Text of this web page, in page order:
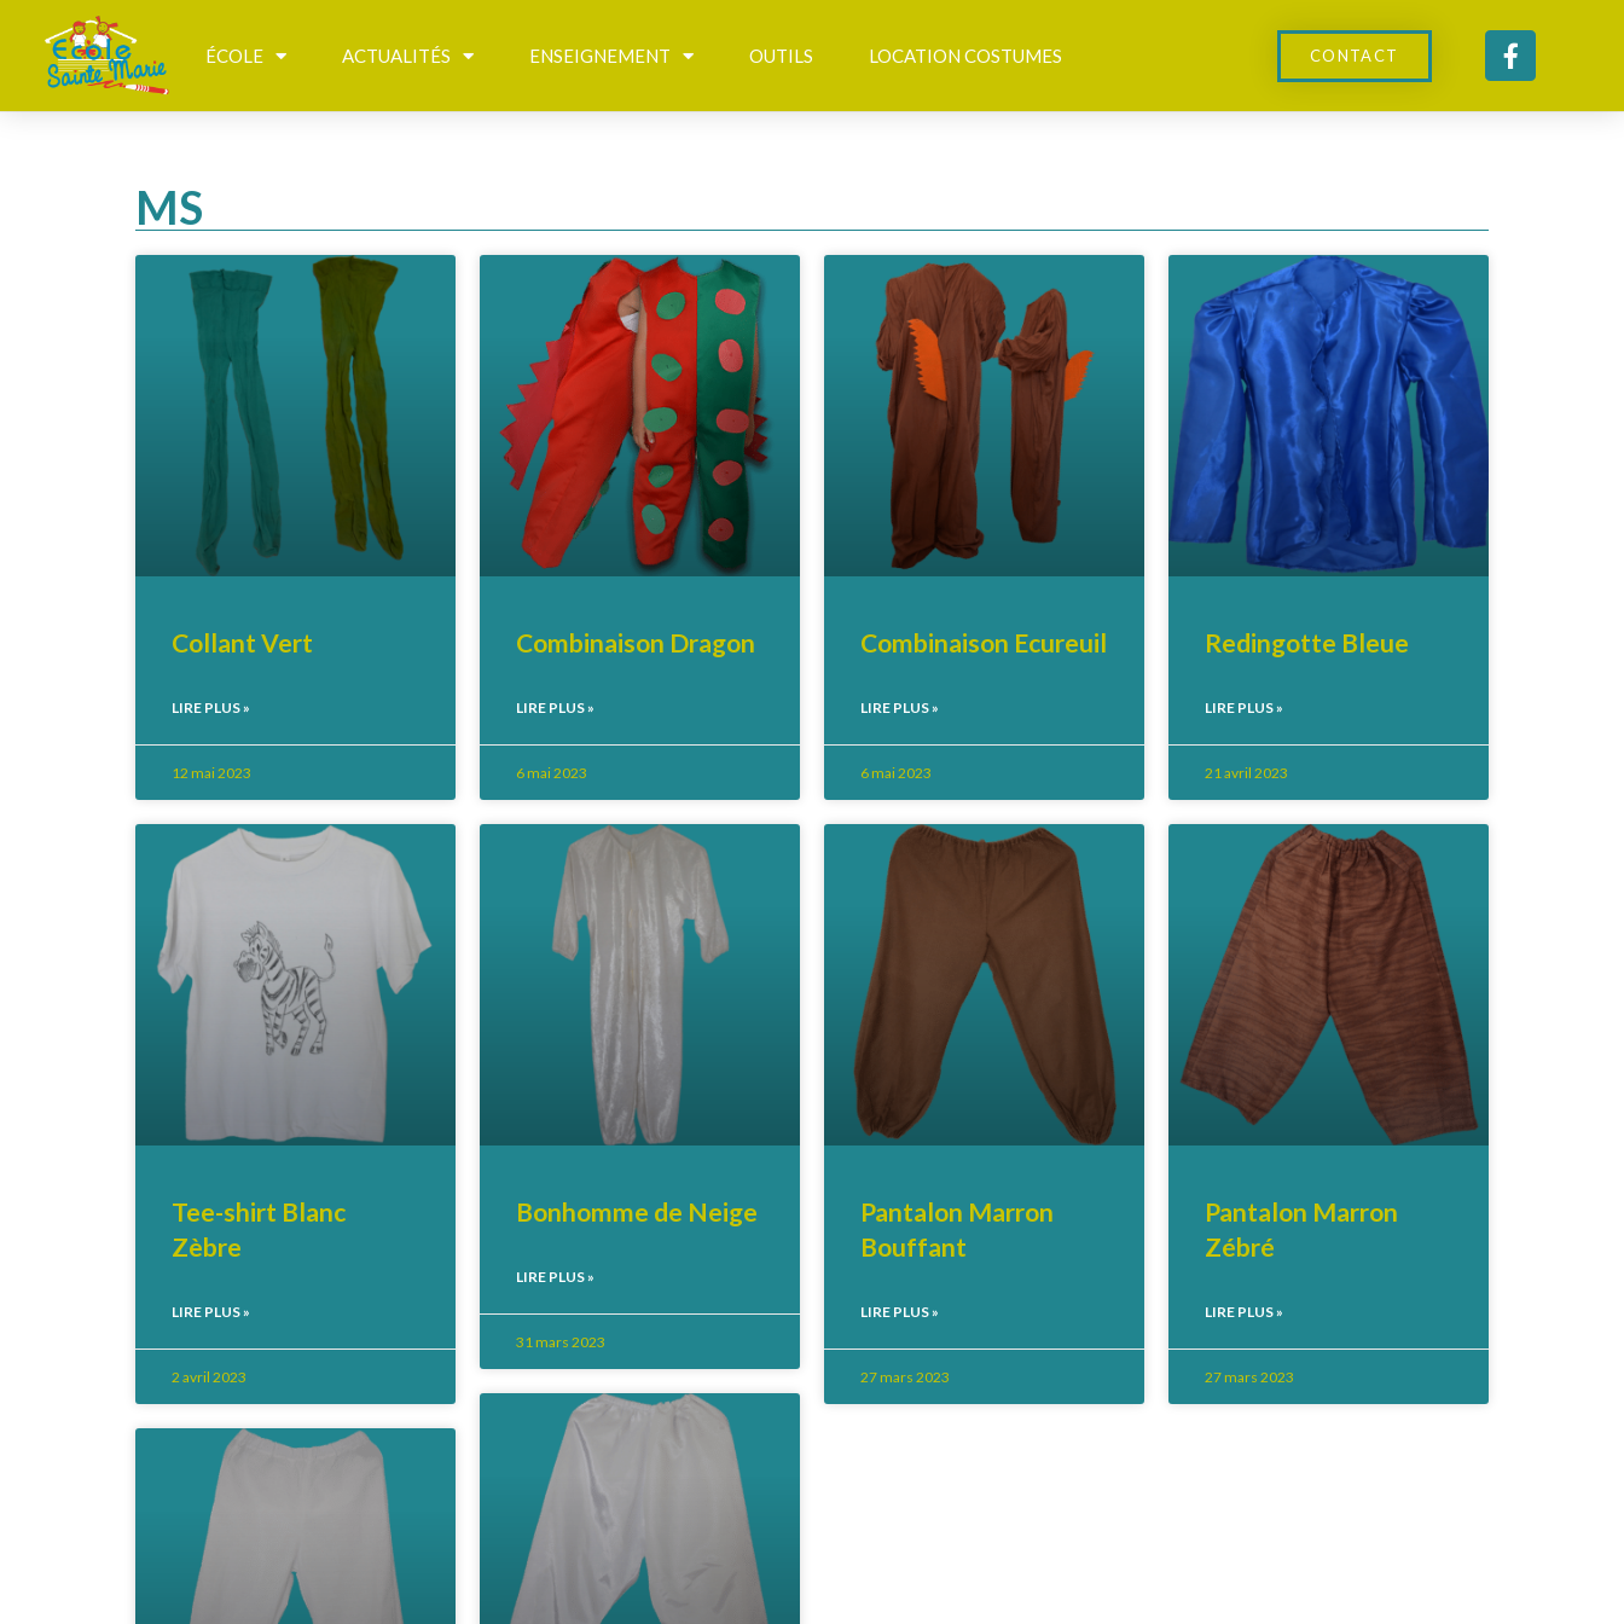
ÉCOLE ACTUALITÉS ENSEIGNEMENT OUTILS LOCATION COSTUMES CONTACT
MS
Collant Vert
LIRE PLUS »
12 mai 2023
Combinaison Dragon
LIRE PLUS »
6 mai 2023
Combinaison Ecureuil
LIRE PLUS »
6 mai 2023
Redingotte Bleue
LIRE PLUS »
21 avril 2023
Tee-shirt Blanc
Zèbre
LIRE PLUS »
2 avril 2023
Bonhomme de Neige
LIRE PLUS »
31 mars 2023
Pantalon Marron
Bouffant
LIRE PLUS »
27 mars 2023
Pantalon Marron
Zébré
LIRE PLUS »
27 mars 2023